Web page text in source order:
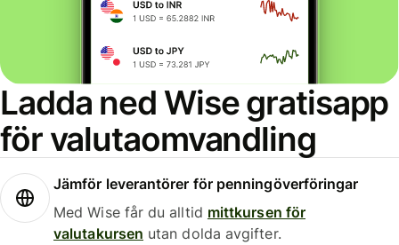
Ladda ned Wise gratisapp
för valutaomvandling
Jämför leverantörer för penningöverföringar
Med Wise får du alltid mittkursen för
valutakursen utan dolda avgifter.